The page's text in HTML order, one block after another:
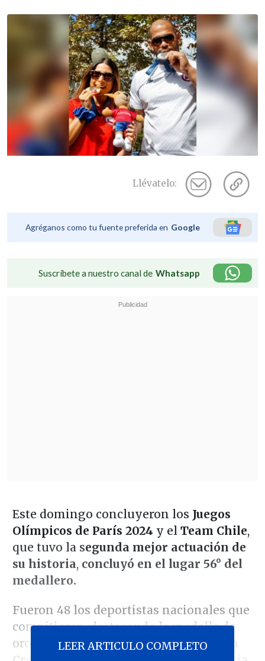
Llévatelo:
Agréganos como tu fuente preferida en Google
Suscríbete a nuestro canal de Whatsapp
Este domingo concluyeron los Juegos
Olímpicos de París 2024 y el Team Chile,
que tuvo la segunda mejor actuación de
su historia, concluyó en el lugar 56° del
medallero.
Fueron 48 los deportistas nacionales que
compitieron, destacando la medalla de
oro que logró en el tiro skeetFrancisca
LEER ARTICULO COMPLETO